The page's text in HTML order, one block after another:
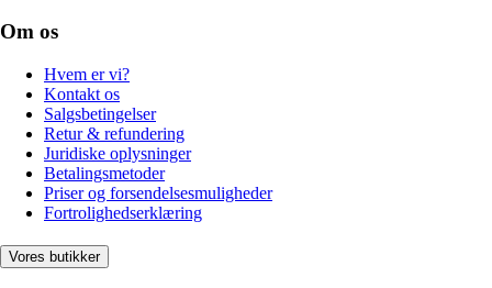
Om os
Hvem er vi?
Kontakt os
Salgsbetingelser
Retur & refundering
Juridiske oplysninger
Betalingsmetoder
Priser og forsendelsesmuligheder
Fortrolighedserklæring
Vores butikker